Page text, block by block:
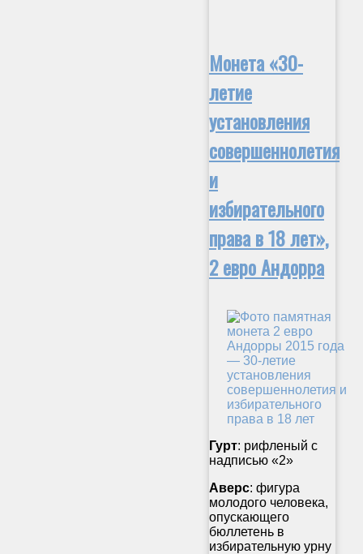
Монета «30-
летие
установления
совершеннолетия
и
избирательного
права в 18 лет»,
2 евро Андорра
Гурт: рифленый с
надписью «2»
Аверс: фигура
молодого человека,
опускающего
бюллетень в
избирательную урну